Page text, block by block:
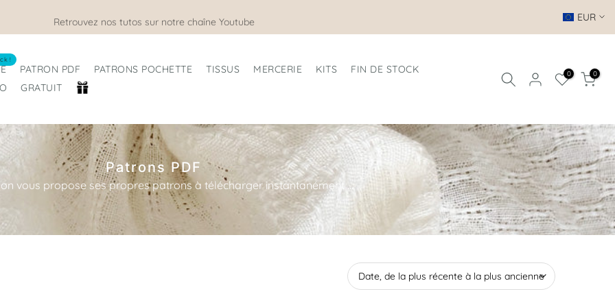
Nous sommes ouverts tout l'été ! EUR
!
PATRON PDF PATRONS POCHETTE TISSUS MERCERIE KITS
FIN DE STOCK
GRATUIT
0 0
Patrons PDF
vous propose ses propres patrons à télécharger instantanément ...
Date, de la plus récente à la plus ancienne